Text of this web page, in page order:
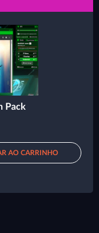
Pack
AO CARRINHO